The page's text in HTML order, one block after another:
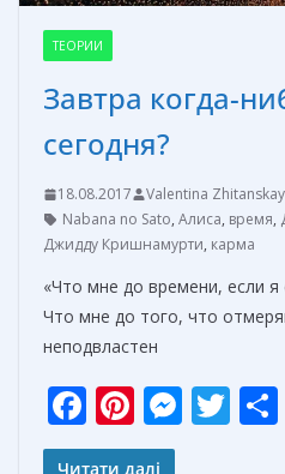
ТЕОРИИ
Завтра когда-
сегодня?
18.08.2017 Valentina
Nabana no Sato, Алиса, время,
Джидду Кришнамурти, карма
«Что мне до времени, если я
Что мне до того, что
неподвластен
F
ac
Pi
nt
M T
Читати далі